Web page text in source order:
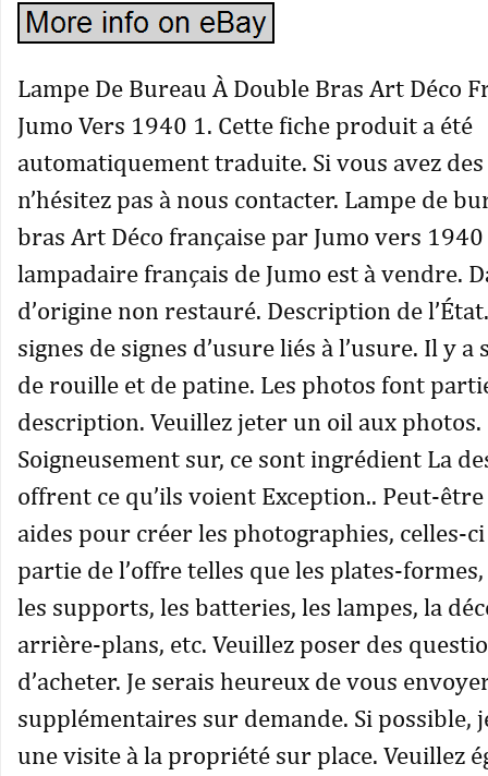
Lampe De Bureau À Double Bras Art Déco
Jumo Vers 1940 1. Cette fiche produit a été
automatiquement traduite. Si vous avez
n’hésitez pas à nous contacter. Lampe de
bras Art Déco française par Jumo vers
lampadaire français de Jumo est à vendre.
d’origine non restauré. Description de
signes de signes d’usure liés à l’usure. Il y
de rouille et de patine. Les photos font
description. Veuillez jeter un oil aux photos.
Soigneusement sur, ce sont ingrédient La
offrent ce qu’ils voient Exception.. Peut-
aides pour créer les photographies, celles-
partie de l’offre telles que les plates-
les supports, les batteries, les lampes, la
arrière-plans, etc. Veuillez poser des
d’acheter. Je serais heureux de vous
supplémentaires sur demande. Si possible,
une visite à la propriété sur place. Veuillez